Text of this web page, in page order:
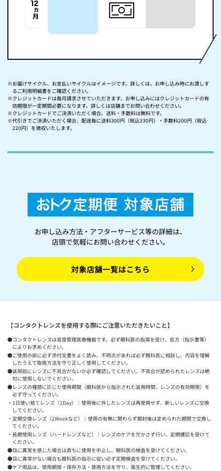
※お届けサイクル、お支払いサイクルはイメージです。詳しくは、お申し込み時にお渡しす
るご利用明細書をご確認ください。
※クレジットカードは毎月請求させていただきます。お申し込みにはクレジットカードの有
効期限が一定期間必要になります。詳しくは店舗までお問い合わせください。
※クレジットカードでご決済いただく場合、送料・手数料は無料です。
※代引きでご決済いただく場合、配送毎に送料300円（税込330円）・手数料200円（税込
220円）を徴収いたします。
お申し込み方法・アフターサービス等の詳細は、
店頭で気軽にお問い合わせください。
対象店舗一覧はこちら
【コンタクトレンズを使用する際にご注意いただきたいこと】
●コンタクトレンズは高度管理医療機器です。必ず眼科医の指導を受け、処方（指示書等）
によりお求めください。
●ご使用の前に必ず添付文書をよく読み、不明点があれば必ず眼科医に相談し、内容を理解
したうえで取扱方法を守り正しく使用してください。
●装用前にレンズに不具合がないか必ず確認してください。不具合が認められたレンズは絶
対に使用しないでください。
●レンズの種類に応じた使用期間（眼科医から指示された装用時間、レンズの有効期限）を
必ず守ってください。
・1日使い捨てレンズ（1Day）：使用後に外したレンズは再使用せず、新しいレンズに交換
してください。
・定期交換レンズ（2Weekなど）：使用の有無に関わらず開封後は定められた期間で交換し
てください。
・長期使用レンズ（ハードレンズなど）：レンズのケアを欠かさず行い、定期健診を受けて
ください。
●目に異常を感じた場合は直ちに使用を中止し、眼科医の検査を受けてください。
●目に異常がない場合も眼科医の指示に従い必ず定期検査を受けてください。
●ケア用品は、使用期限・保存方法・使用方法を守り、衛生的に管理してください。